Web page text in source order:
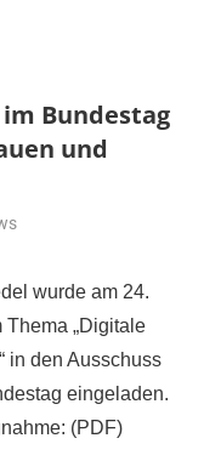
Bundestag
und
wurde am 24.
„Digitale
in den Ausschuss
eingeladen.
(PDF)